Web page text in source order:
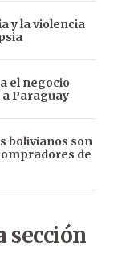
y la violencia
el negocio
Paraguay
bolivianos son
de
sección